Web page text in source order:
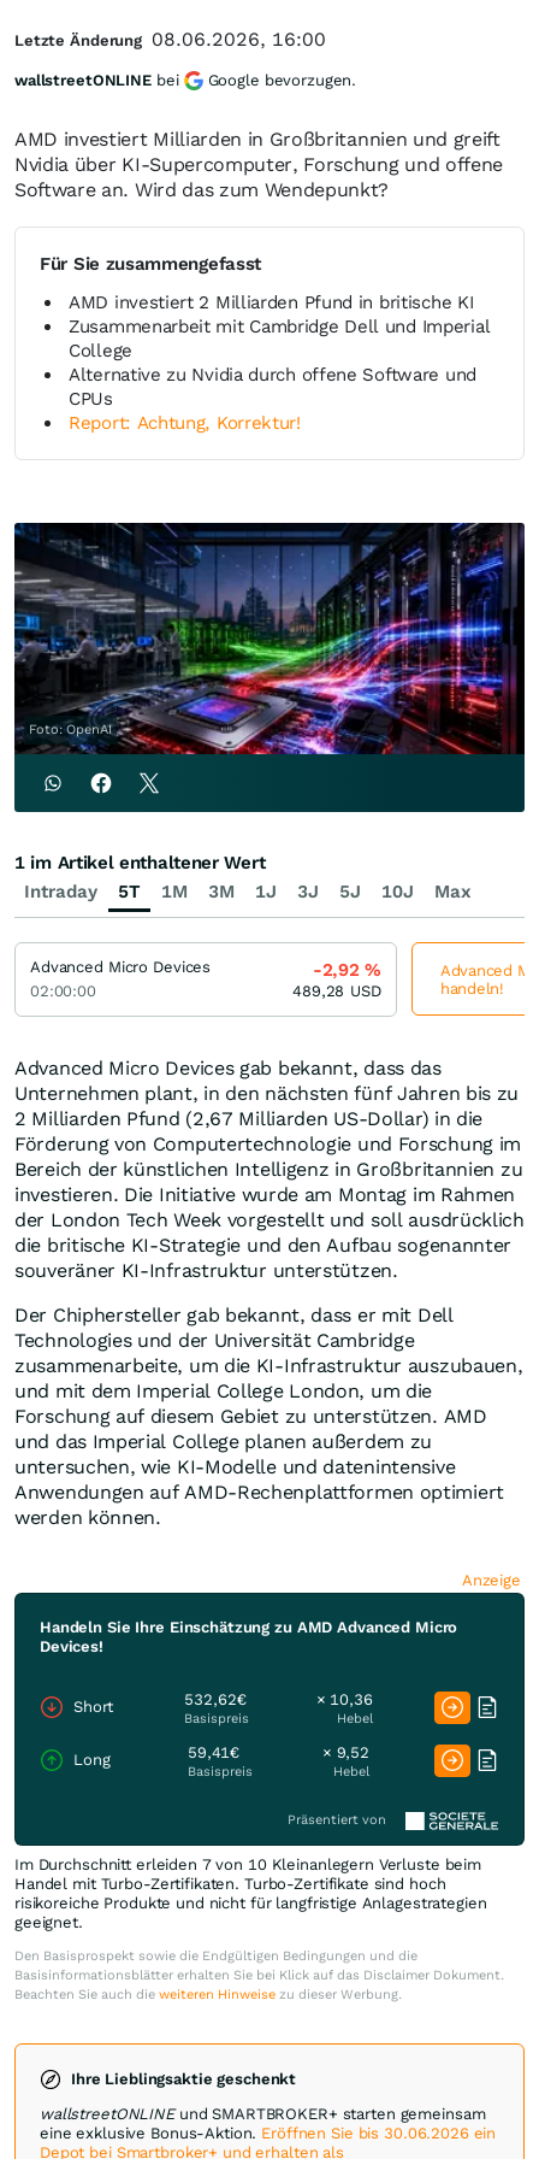
AMD investiert Milliarden in Großbritannien und greift
Nvidia über KI-Supercomputer, Forschung und offene
Software an. Wird das zum Wendepunkt?
Für Sie zusammengefasst
AMD investiert 2 Milliarden Pfund in britische KI
Zusammenarbeit mit Cambridge Dell und Imperial
College
Alternative zu Nvidia durch offene Software und
CPUs
Report: Achtung, Korrektur!
Foto: OpenAI
Advanced Micro Devices gab bekannt, dass das
Unternehmen plant, in den nächsten fünf Jahren bis zu
2 Milliarden Pfund (2,67 Milliarden US-Dollar) in die
Förderung von Computertechnologie und Forschung im
Bereich der künstlichen Intelligenz in Großbritannien zu
investieren. Die Initiative wurde am Montag im Rahmen
der London Tech Week vorgestellt und soll ausdrücklich
die britische KI-Strategie und den Aufbau sogenannter
souveräner KI-Infrastruktur unterstützen.
Der Chiphersteller gab bekannt, dass er mit Dell
Technologies und der Universität Cambridge
zusammenarbeite, um die KI-Infrastruktur auszubauen,
und mit dem Imperial College London, um die
Forschung auf diesem Gebiet zu unterstützen. AMD
und das Imperial College planen außerdem zu
untersuchen, wie KI-Modelle und datenintensive
Anwendungen auf AMD-Rechenplattformen optimiert
werden können.
Anzeige
Handeln Sie Ihre Einschätzung zu AMD Advanced Micro
Devices!
Short 532,62€
Basispreis
× 10,36
Hebel
Long 59,41€
Basispreis
× 9,52
Hebel
Präsentiert von
Im Durchschnitt erleiden 7 von 10 Kleinanlegern Verluste beim
Handel mit Turbo-Zertifikaten. Turbo-Zertifikate sind hoch
risikoreiche Produkte und nicht für langfristige Anlagestrategien
geeignet.
Den Basisprospekt sowie die Endgültigen Bedingungen und die
Basisinformationsblätter erhalten Sie bei Klick auf das Disclaimer Dokument.
Beachten Sie auch die weiteren Hinweise zu dieser Werbung.
Ihre Lieblingsaktie geschenkt
wallstreetONLINEund SMARTBROKER+ starten gemeinsam
eine exklusive Bonus-Aktion. Eröffnen Sie bis 30.06.2026 ein
Depot bei Smartbroker+ und erhalten als
Letzte Änderung 08.06.2026, 16:00
wallstreetONLINE bei Google bevorzugen.
Intraday 5T 1M 3M 1J 3J 5J 10J Max
1 im Artikel enthaltener Wert
Advanced Micro Devices
02:00:00
-2,92%
489,28 USD
Advanced
handeln!